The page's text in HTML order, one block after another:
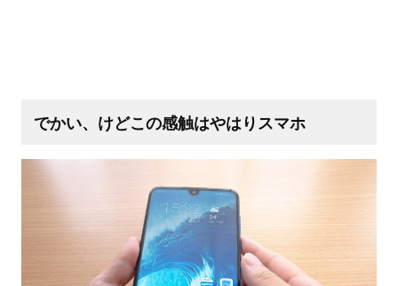
でかい、けどこの感触はやはりスマホ